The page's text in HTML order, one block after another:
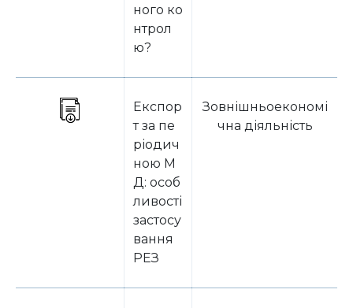
ного ко
нтрол
ю?
Експор
т за пе
ріодич
ною М
Д: особ
ливості
застосу
вання
РЕЗ
Зовнішньоекономі
чна діяльність